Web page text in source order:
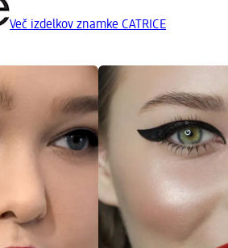
Več izdelkov znamke CATRICE